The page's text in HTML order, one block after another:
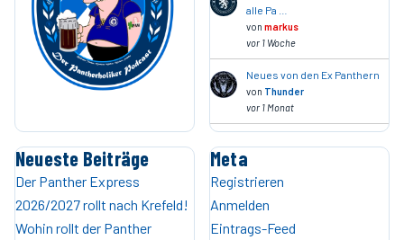
alle Pa …
von markus
vor 1 Woche
Neues von den Ex Panthern
von Thunder
vor 1 Monat
Neueste Beiträge
Der Panther Express
2026/2027 rollt nach Krefeld!
Wohin rollt der Panther
Meta
Registrieren
Anmelden
Eintrags-Feed